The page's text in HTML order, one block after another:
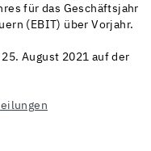
für das Geschäftsjahr
(EBIT) über Vorjahr.
August 2021 auf der